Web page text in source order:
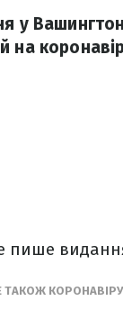
у
на
пише
ТАКОЖ